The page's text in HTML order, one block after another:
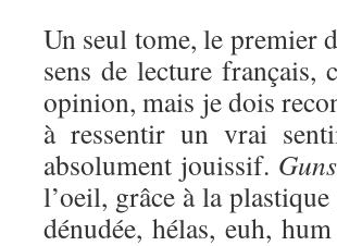
Un seul tome, le premier
sens de lecture français,
opinion, mais je dois
à ressentir un vrai
absolument jouissif.
l’oeil, grâce à la
dénudée, hélas, euh,